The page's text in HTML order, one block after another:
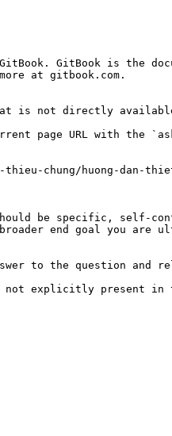
GitBook is the
at gitbook.com.
is not directly available
page URL with the
thieu-chung/huong-
be specific, self-
end goal you are
to the question and
is not explicitly